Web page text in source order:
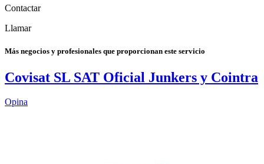
Contactar
Llamar
Más negocios y profesionales que proporcionan este servicio
Covisat SL SAT Oficial Junkers y Cointra
Opina